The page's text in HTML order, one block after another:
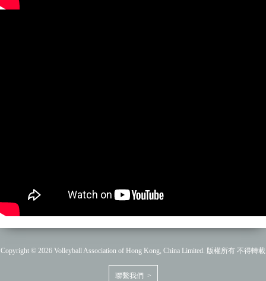
Copyright © 2026 Volleyball Association of Hong Kong, China Limited. 版權所有 不得轉載
聯繫我們 >